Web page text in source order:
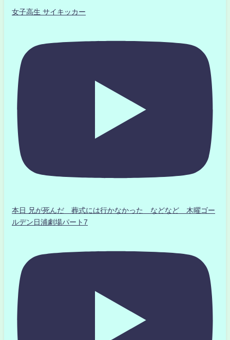
女子高生 サイキッカー
本日 兄が死んだ 葬式には行かなかった などなど 木曜ゴー
ルデン日浦劇場パート7